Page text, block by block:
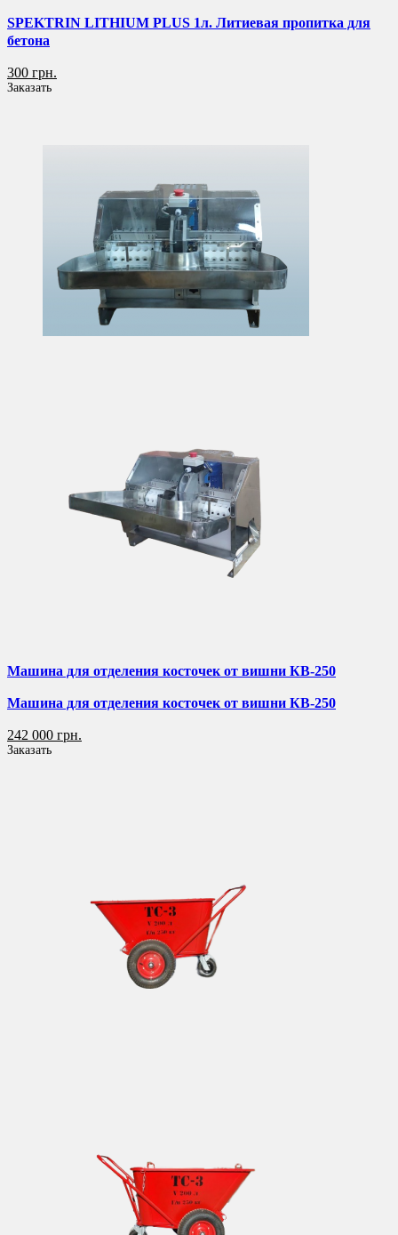
SPEKTRIN LITHIUM PLUS 1л. Литиевая пропитка для
бетона
300 грн.
Заказать
Машина для отделения косточек от вишни КВ-250
Машина для отделения косточек от вишни КВ-250
242 000 грн.
Заказать